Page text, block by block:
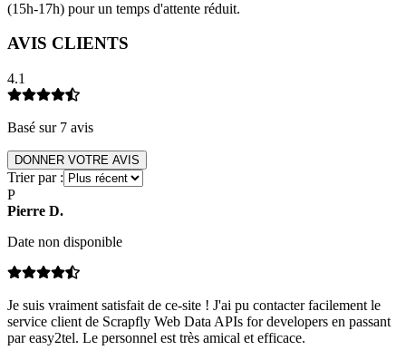
(15h-17h) pour un temps d'attente réduit.
AVIS CLIENTS
4.1
Basé sur 7 avis
DONNER VOTRE AVIS
Trier par :
P
Pierre D.
Date non disponible
Je suis vraiment satisfait de ce-site ! J'ai pu contacter facilement le
service client de Scrapfly Web Data APIs for developers en passant
par easy2tel. Le personnel est très amical et efficace.